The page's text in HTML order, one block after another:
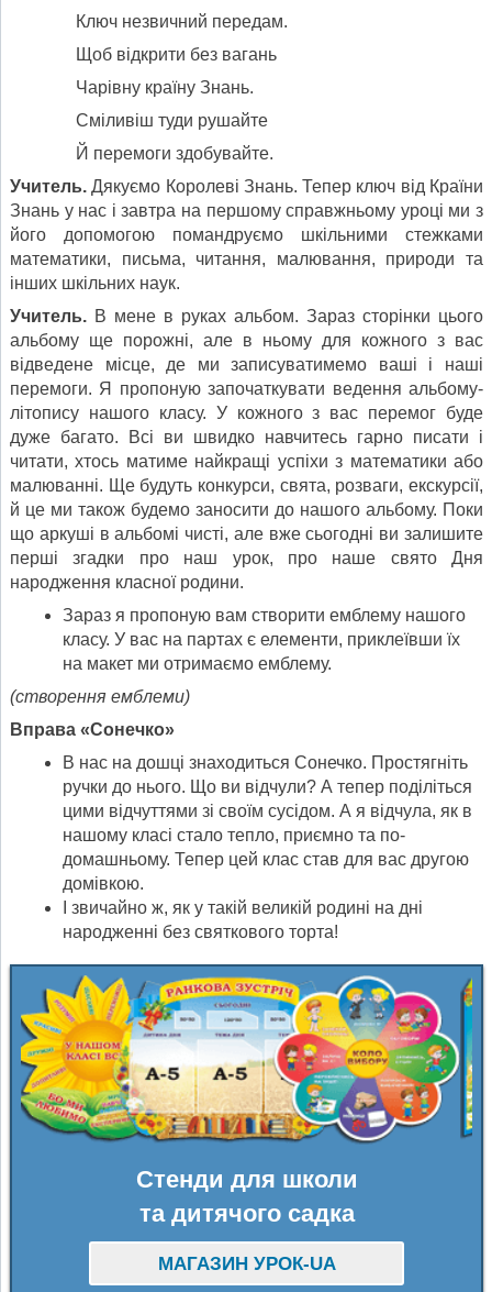
Ключ незвичний передам.
Щоб відкрити без вагань
Чарівну країну Знань.
Сміливіш туди рушайте
Й перемоги здобувайте.
Учитель. Дякуємо Королеві Знань. Тепер ключ від Країни
Знань у нас і завтра на першому справжньому уроці ми з
його допомогою помандруємо шкільними стежками
математики, письма, читання, малювання, природи та
інших шкільних наук.
Учитель. В мене в руках альбом. Зараз сторінки цього
альбому ще порожні, але в ньому для кожного з вас
відведене місце, де ми записуватимемо ваші і наші
перемоги. Я пропоную започаткувати ведення альбому-
літопису нашого класу. У кожного з вас перемог буде
дуже багато. Всі ви швидко навчитесь гарно писати і
читати, хтось матиме найкращі успіхи з математики або
малюванні. Ще будуть конкурси, свята, розваги, екскурсії,
й це ми також будемо заносити до нашого альбому. Поки
що аркуші в альбомі чисті, але вже сьогодні ви залишите
перші згадки про наш урок, про наше свято Дня
народження класної родини.
Зараз я пропоную вам створити емблему нашого
класу. У вас на партах є елементи, приклеївши їх
на макет ми отримаємо емблему.
(створення емблеми)
Вправа «Сонечко»
В нас на дошці знаходиться Сонечко. Простягніть
ручки до нього. Що ви відчули? А тепер поділіться
цими відчуттями зі своїм сусідом. А я відчула, як в
нашому класі стало тепло, приємно та по-
домашньому. Тепер цей клас став для вас другою
домівкою.
І звичайно ж, як у такій великій родині на дні
народженні без святкового торта!
Стенди для школи
та дитячого садка
МАГАЗИН УРОК-UA